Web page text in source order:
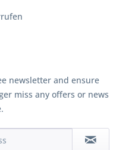
newsletter and ensure
miss any offers or news